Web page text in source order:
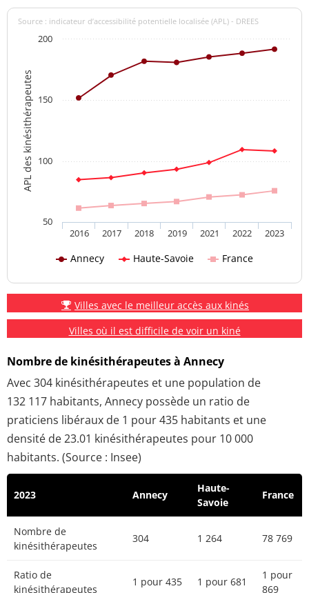
APL des kinésithérapeutes
Source : indicateur d’accessibilité potentielle localisée (APL) - DREES
Annecy Haute-Savoie France
2016 2017 2018 2019 2021 2022 2023
50
100
150
200
Villes avec le meilleur accès aux kinés
Villes où il est difficile de voir un kiné
Nombre de kinésithérapeutes à Annecy
Avec 304 kinésithérapeutes et une population de
132 117 habitants, Annecy possède un ratio de
praticiens libéraux de 1 pour 435 habitants et une
densité de 23.01 kinésithérapeutes pour 10 000
habitants. (Source : Insee)
2023 Annecy
Haute-
Savoie
France
Nombre de
kinésithérapeutes
304 1 264 78 769
Ratio de
kinésithérapeutes
1 pour 435 1 pour 681
1 pour
869